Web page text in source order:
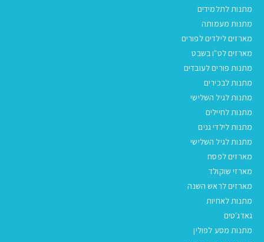
מתנות לתלמידים
מתנות מעמותה
מארזים לילדים לפורים
מארזים לט"ו בשבט
מתנות פורים לעובדים
מתנות לבכירים
מתנות לגיל השלישי
מתנות לחיילים
מתנות לילדי גנים
מתנות לגיל השלישי
מארזים לפסח
מארזי שוקולד
מארזים לראש השנה
מתנות לאחיות
גאדג'טים
מתנות מסע לפולין